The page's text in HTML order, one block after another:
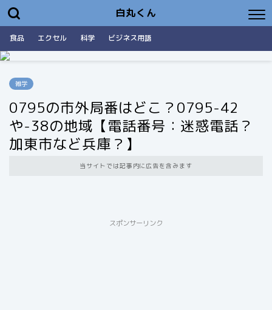
白丸くん
食品 エクセル 科学 ビジネス用語
雑学
0795の市外局番はどこ？0795-42
や-38の地域【電話番号：迷惑電話？
加東市など兵庫？】
当サイトでは記事内に広告を含みます
スポンサーリンク